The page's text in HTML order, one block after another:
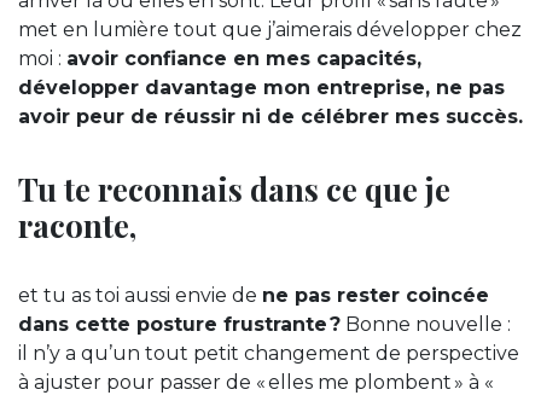
met en lumière tout que j’aimerais développer chez
moi : avoir confiance en mes capacités,
développer davantage mon entreprise, ne pas
avoir peur de réussir ni de célébrer mes succès.
Tu te reconnais dans ce que je
raconte,
et tu as toi aussi envie de ne pas rester coincée
dans cette posture frustrante ? Bonne nouvelle :
il n’y a qu’un tout petit changement de perspective
à ajuster pour passer de « elles me plombent » à «